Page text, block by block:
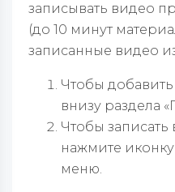
записывать видео
(до 10 минут
записанные видео
Чтобы
внизу раздела
Чтобы
нажмите
меню.